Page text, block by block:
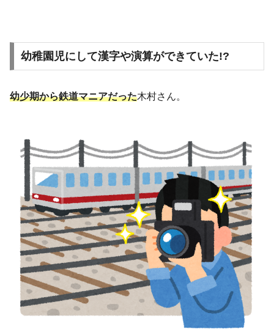
幼稚園児にして漢字や演算ができていた!?
幼少期から鉄道マニアだった木村さん。